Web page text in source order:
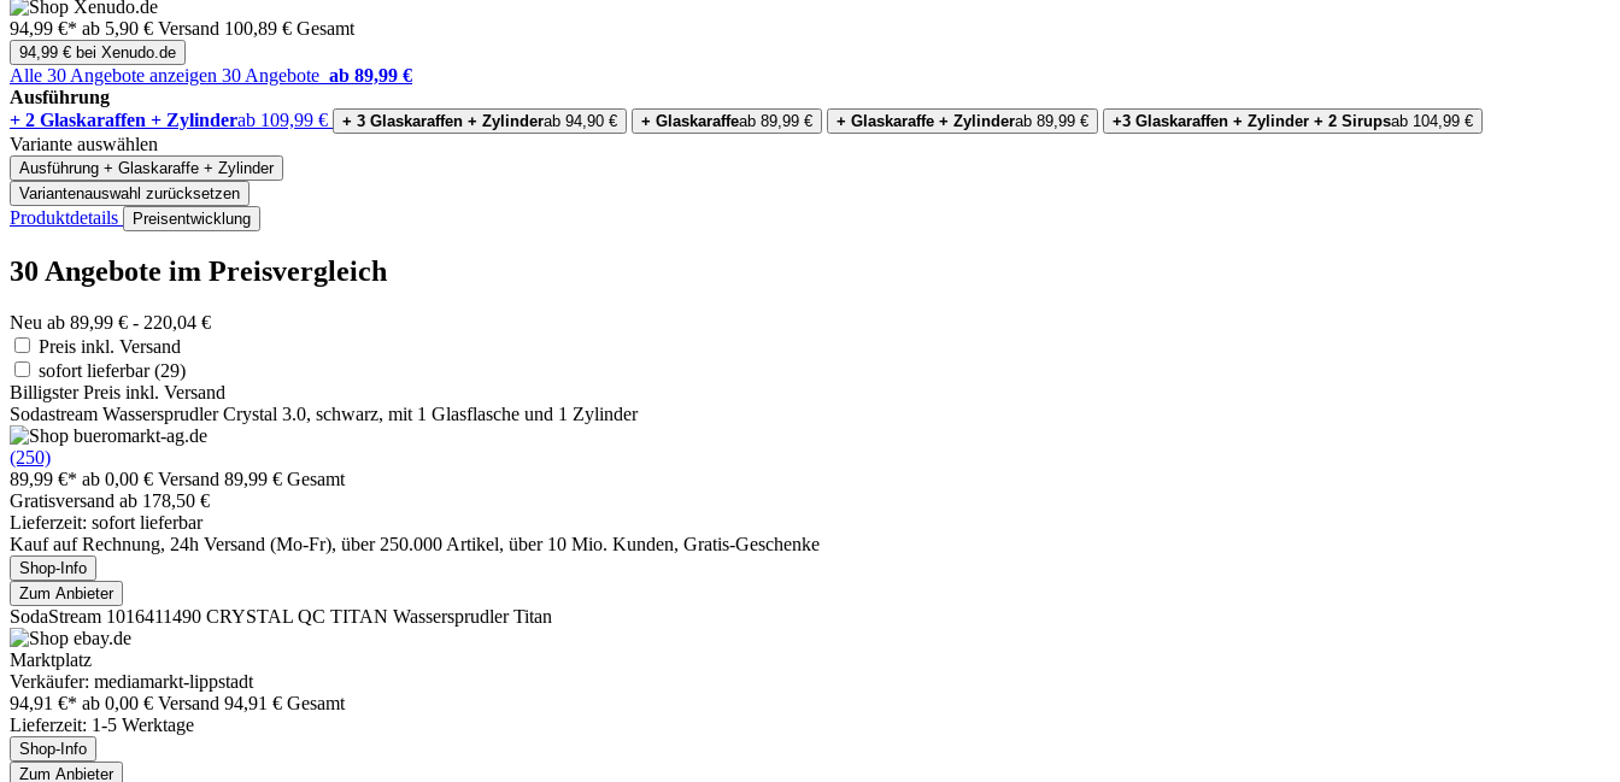
94,99 €* ab 5,90 € Versand 100,89 € Gesamt
94,99 € bei Xenudo.de
Alle 30 Angebote anzeigen 30 Angebote ab 89,99 €
Ausführung
+ 2 Glaskaraffen + Zylinderab 109,99 € + 3 Glaskaraffen + Zylinderab 94,90 € + Glaskaraffeab 89,99 € + Glaskaraffe + Zylinderab 89,99 € +3 Glaskaraffen + Zylinder + 2 Sirupsab 104,99 €
Variante auswählen
Ausführung + Glaskaraffe + Zylinder
Variantenauswahl zurücksetzen
Produktdetails Preisentwicklung
30 Angebote im Preisvergleich
Neu ab 89,99 € - 220,04 €
Preis inkl. Versand
sofort lieferbar(29)
Billigster Preis inkl. Versand
Sodastream Wassersprudler Crystal 3.0, schwarz, mit 1 Glasflasche und 1 Zylinder
(250)
89,99 €* ab 0,00 € Versand 89,99 € Gesamt
Gratisversand ab 178,50 €
Lieferzeit: sofort lieferbar
Kauf auf Rechnung, 24h Versand (Mo-Fr), über 250.000 Artikel, über 10 Mio. Kunden, Gratis-Geschenke
Shop-Info
Zum Anbieter
SodaStream 1016411490 CRYSTAL QC TITAN Wassersprudler Titan
Marktplatz
Verkäufer: mediamarkt-lippstadt
94,91 €* ab 0,00 € Versand 94,91 € Gesamt
Lieferzeit: 1-5 Werktage
Shop-Info
Zum Anbieter